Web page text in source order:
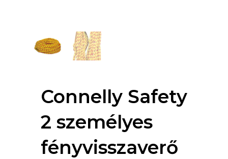
Connelly Safety
2 személyes
fényvisszaverő